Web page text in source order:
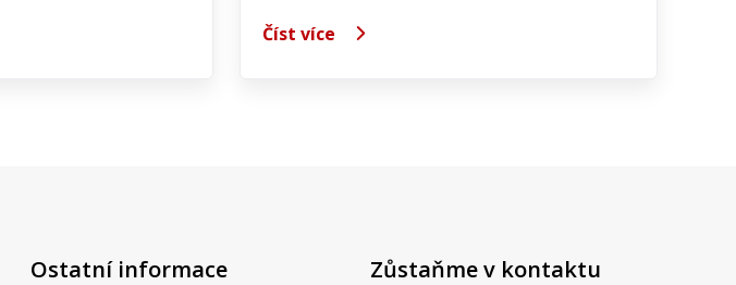
Číst více
Ostatní informace Zůstaňme v kontaktu